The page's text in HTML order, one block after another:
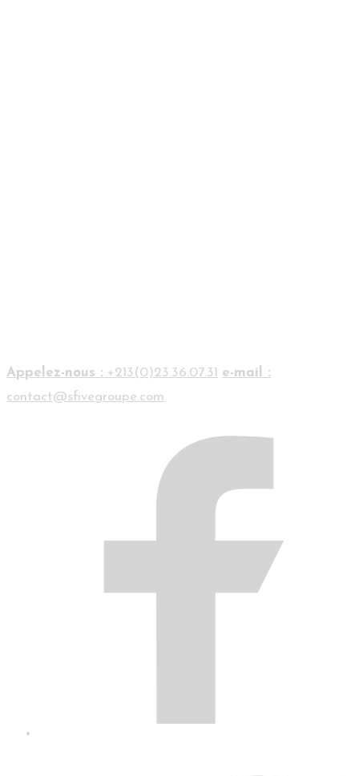
Appelez-nous : +213(0)23.36.07.31 e-mail :
contact@sfivegroupe.com